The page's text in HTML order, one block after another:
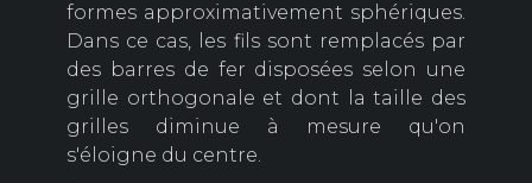
formes approximativement sphériques.
Dans ce cas, les fils sont remplacés par
des barres de fer disposées selon une
grille orthogonale et dont la taille des
grilles diminue à mesure qu'on
s'éloigne du centre.